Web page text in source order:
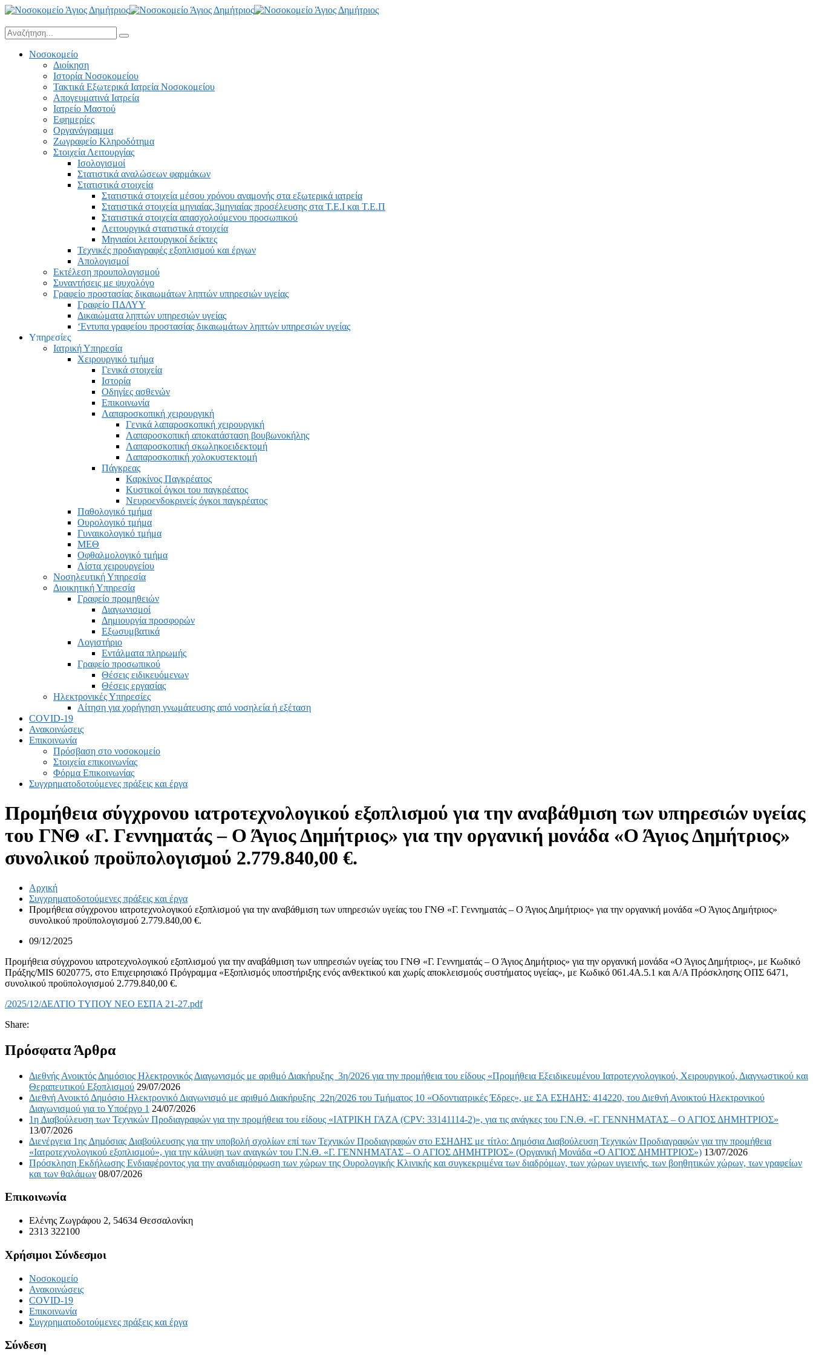
Νοσοκομείο
Διοίκηση
Ιστορία Νοσοκομείου
Τακτικά Εξωτερικά Ιατρεία Νοσοκομείου
Απογευματινά Ιατρεία
Ιατρείο Μαστού
Εφημερίες
Οργανόγραμμα
Ζωγραφείο Κληροδότημα
Στοιχεία Λειτουργίας
Ισολογισμοί
Στατιστικά αναλώσεων φαρμάκων
Στατιστικά στοιχεία
Στατιστικά στοιχεία μέσου χρόνου αναμονής στα εξωτερικά ιατρεία
Στατιστικά στοιχεία μηνιαίας,3μηνιαίας προσέλευσης στα Τ.Ε.Ι και Τ.Ε.Π
Στατιστικά στοιχεία απασχολούμενου προσωπικού
Λειτουργικά στατιστικά στοιχεία
Μηνιαίοι λειτουργικοί δείκτες
Τεχνικές προδιαγραφές εξοπλισμού και έργων
Απολογισμοί
Εκτέλεση προυπολογισμού
Συναντήσεις με ψυχολόγο
Γραφείο προστασίας δικαιωμάτων ληπτών υπηρεσιών υγείας
Γραφείο ΠΔΛΥΥ
Δικαιώματα ληπτών υπηρεσιών υγείας
‘Εντυπα γραφείου προστασίας δικαιωμάτων ληπτών υπηρεσιών υγείας
Υπηρεσίες
Ιατρική Υπηρεσία
Χειρουργικό τμήμα
Γενικά στοιχεία
Ιστορία
Οδηγίες ασθενών
Επικοινωνία
Λαπαροσκοπική χειρουργική
Γενικά λαπαροσκοπική χειρουργική
Λαπαροσκοπική αποκατάσταση βουβωνοκήλης
Λαπαροσκοπική σκωληκοειδεκτομή
Λαπαροσκοπική χολοκυστεκτομή
Πάγκρεας
Καρκίνος Παγκρέατος
Κυστικοί όγκοι του παγκρέατος
Νευροενδοκρινείς όγκοι παγκρέατος
Παθολογικό τμήμα
Ουρολογικό τμήμα
Γυναικολογικό τμήμα
ΜΕΘ
Οφθαλμολογικό τμήμα
Λίστα χειρουργείου
Νοσηλευτική Υπηρεσία
Διοικητική Υπηρεσία
Γραφείο προμηθειών
Διαγωνισμοί
Δημιουργία προσφορών
Εξωσυμβατικά
Λογιστήριο
Εντάλματα πληρωμής
Γραφείο προσωπικού
Θέσεις ειδικευόμενων
Θέσεις εργασίας
Ηλεκτρονικές Υπηρεσίες
Αίτηση για χορήγηση γνωμάτευσης από νοσηλεία ή εξέταση
COVID-19
Ανακοινώσεις
Επικοινωνία
Πρόσβαση στο νοσοκομείο
Στοιχεία επικοινωνίας
Φόρμα Επικοινωνίας
Συγχρηματοδοτούμενες πράξεις και έργα
Προμήθεια σύγχρονου ιατροτεχνολογικού εξοπλισμού για την αναβάθμιση των υπηρεσιών υγείας
του ΓΝΘ «Γ. Γεννηματάς – Ο Άγιος Δημήτριος» για την οργανική μονάδα «Ο Άγιος Δημήτριος»
συνολικού προϋπολογισμού 2.779.840,00 €.
Αρχική
Συγχρηματοδοτούμενες πράξεις και έργα
Προμήθεια σύγχρονου ιατροτεχνολογικού εξοπλισμού για την αναβάθμιση των υπηρεσιών υγείας του ΓΝΘ «Γ. Γεννηματάς – Ο Άγιος Δημήτριος» για την οργανική μονάδα «Ο Άγιος Δημήτριος»
συνολικού προϋπολογισμού 2.779.840,00 €.
09/12/2025
Προμήθεια σύγχρονου ιατροτεχνολογικού εξοπλισμού για την αναβάθμιση των υπηρεσιών υγείας του ΓΝΘ «Γ. Γεννηματάς – Ο Άγιος Δημήτριος» για την οργανική μονάδα «Ο Άγιος Δημήτριος», με Κωδικό
Πράξης/MIS 6020775, στο Επιχειρησιακό Πρόγραμμα «Εξοπλισμός υποστήριξης ενός ανθεκτικού και χωρίς αποκλεισμούς συστήματος υγείας», με Κωδικό 061.4Α.5.1 και Α/Α Πρόσκλησης ΟΠΣ 6471,
συνολικού προϋπολογισμού 2.779.840,00 €.
/2025/12/ΔΕΛΤΙΟ ΤΥΠΟΥ ΝΕΟ ΕΣΠΑ 21-27.pdf
Share:
Πρόσφατα Άρθρα
Διεθνής Ανοικτός Δημόσιος Ηλεκτρονικός Διαγωνισμός με αριθμό Διακήρυξης 3η/2026 για την προμήθεια του είδους «Προμήθεια Εξειδικευμένου Ιατροτεχνολογικού, Χειρουργικού, Διαγνωστικού και
Θεραπευτικού Εξοπλισμού 29/07/2026
Διεθνή Ανοικτό Δημόσιο Ηλεκτρονικό Διαγωνισμό με αριθμό Διακήρυξης 22η/2026 του Τμήματος 10 «Οδοντιατρικές Έδρες», με ΣΑ ΕΣΗΔΗΣ: 414220, του Διεθνή Ανοικτού Ηλεκτρονικού
Διαγωνισμού για το Υποέργο 1 24/07/2026
1η ∆ιαβούλευση των Τεχνικών Προδιαγραφών για την προμήθεια του είδους «ΙΑΤΡΙΚΗ ΓΑΖΑ (CPV: 33141114-2)», για τις ανάγκες του Γ.Ν.Θ. «Γ. ΓΕΝΝΗΜΑΤΑΣ – Ο ΑΓΙΟΣ ΔΗΜΗΤΡΙΟΣ»
13/07/2026
∆ιενέργεια 1ης ∆ηµόσιας ∆ιαβούλευσης για την υποβολή σχολίων επί των Τεχνικών Προδιαγραφών στο ΕΣΗΔΗΣ με τίτλο: Δημόσια Διαβούλευση Τεχνικών Προδιαγραφών για την προμήθεια
«Ιατροτεχνολογικού εξοπλισμού», για την κάλυψη των αναγκών του Γ.Ν.Θ. «Γ. ΓΕΝΝΗΜΑΤΑΣ – Ο ΑΓΙΟΣ ΔΗΜΗΤΡΙΟΣ» (Οργανική Μονάδα «Ο ΑΓΙΟΣ ΔΗΜΗΤΡΙΟΣ») 13/07/2026
Πρόσκληση Εκδήλωσης Ενδιαφέροντος για την αναδιαμόρφωση των χώρων της Ουρολογικής Κλινικής και συγκεκριμένα των διαδρόμων, των χώρων υγιεινής, των βοηθητικών χώρων, των γραφείων
και των θαλάμων 08/07/2026
Επικοινωνία
Ελένης Ζωγράφου 2, 54634 Θεσσαλονίκη
2313 322100
Χρήσιμοι Σύνδεσμοι
Νοσοκομείο
Ανακοινώσεις
COVID-19
Επικοινωνία
Συγχρηματοδοτούμενες πράξεις και έργα
Σύνδεση